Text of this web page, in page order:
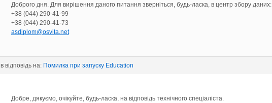
Доброго дня. Для вирішення даного питання зверніться, будь-ласка, в центр збору даних:
+38 (044) 290-41-99
+38 (044) 290-41-73
asdiplom@osvita.net
в відповідь на: Помилка при запуску Education
Добре, дякуємо, очікуйте, будь-ласка, на відповідь технічного спеціаліста.